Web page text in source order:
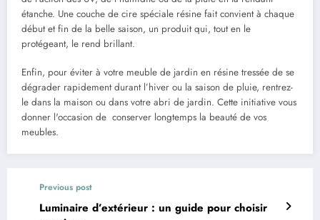
étanche. Une couche de cire spéciale résine fait convient à chaque
début et fin de la belle saison, un produit qui, tout en le
protégeant, le rend brillant.
Enfin, pour éviter à votre meuble de jardin en résine tressée de se
dégrader rapidement durant l’hiver ou la saison de pluie, rentrez-
le dans la maison ou dans votre abri de jardin. Cette initiative vous
donner l'occasion de conserver longtemps la beauté de vos
meubles.
Previous post
Luminaire d’extérieur : un guide pour choisir